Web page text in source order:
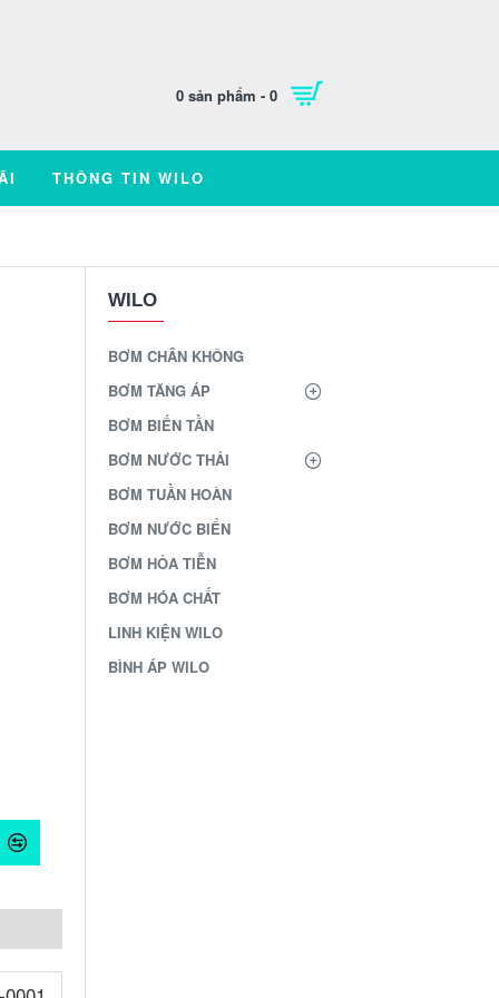
0 sản phẩm - 0
THÔNG TIN WILO
WILO
BƠM CHÂN KHÔNG
BƠM TĂNG ÁP
BƠM BIẾN TẦN
BƠM NƯỚC THẢI
BƠM TUẦN HOÀN
BƠM NƯỚC BIỂN
BƠM HỎA TIỄN
BƠM HÓA CHẤT
LINH KIỆN WILO
BÌNH ÁP WILO